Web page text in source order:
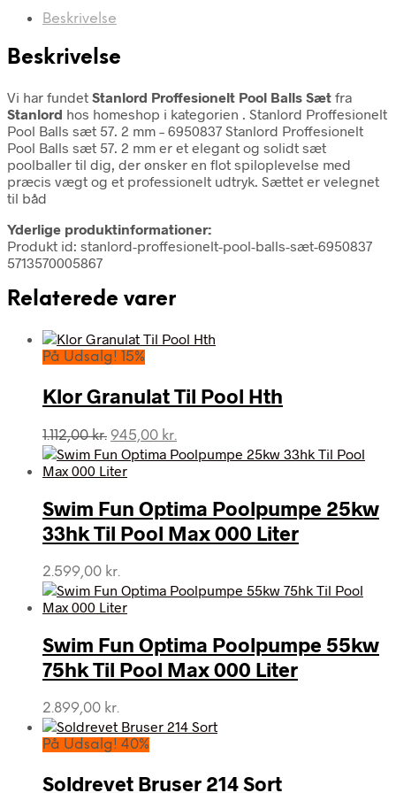
Beskrivelse
Beskrivelse
Vi har fundet Stanlord Proffesionelt Pool Balls Sæt fra
Stanlord hos homeshop i kategorien . Stanlord Proffesionelt
Pool Balls sæt 57. 2 mm – 6950837 Stanlord Proffesionelt
Pool Balls sæt 57. 2 mm er et elegant og solidt sæt
poolballer til dig, der ønsker en flot spiloplevelse med
præcis vægt og et professionelt udtryk. Sættet er velegnet
til båd
Yderlige produktinformationer:
Produkt id: stanlord-proffesionelt-pool-balls-sæt-6950837
5713570005867
Relaterede varer
På Udsalg! 15%
Klor Granulat Til Pool Hth
1.112,00kr. Den
oprindelige
pris
1.112,00 kr..
945,00 kr.
aktuelle
945,00 kr..
Swim Fun Optima Poolpumpe 25kw
33hk Til Pool Max 000 Liter
2.599,00 kr.
Swim Fun Optima Poolpumpe 55kw
75hk Til Pool Max 000 Liter
2.899,00 kr.
På Udsalg! 40%
Soldrevet Bruser 214 Sort